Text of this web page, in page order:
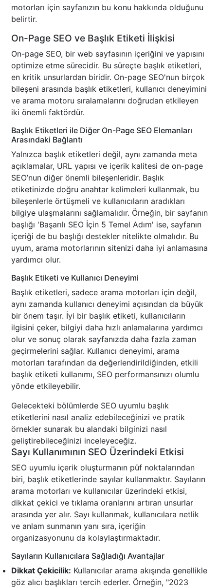
motorları için sayfanızın bu konu hakkında olduğunu
belirtir.
On-Page SEO ve Başlık Etiketi İlişkisi
On-page SEO, bir web sayfasının içeriğini ve yapısını
optimize etme sürecidir. Bu süreçte başlık etiketleri,
en kritik unsurlardan biridir. On-page SEO'nun birçok
bileşeni arasında başlık etiketleri, kullanıcı deneyimini
ve arama motoru sıralamalarını doğrudan etkileyen
iki önemli faktördür.
Başlık Etiketleri ile Diğer On-Page SEO Elemanları
Arasındaki Bağlantı
Yalnızca başlık etiketleri değil, aynı zamanda meta
açıklamalar, URL yapısı ve içerik kalitesi de on-page
SEO’nun diğer önemli bileşenleridir. Başlık
etiketinizde doğru anahtar kelimeleri kullanmak, bu
bileşenlerle örtüşmeli ve kullanıcıların aradıkları
bilgiye ulaşmalarını sağlamalıdır. Örneğin, bir sayfanın
başlığı 'Başarılı SEO İçin 5 Temel Adım' ise, sayfanın
içeriği de bu başlığı destekler nitelikte olmalıdır. Bu
uyum, arama motorlarının sitenizi daha iyi anlamasına
yardımcı olur.
Başlık Etiketi ve Kullanıcı Deneyimi
Başlık etiketleri, sadece arama motorları için değil,
aynı zamanda kullanıcı deneyimi açısından da büyük
bir önem taşır. İyi bir başlık etiketi, kullanıcıların
ilgisini çeker, bilgiyi daha hızlı anlamalarına yardımcı
olur ve sonuç olarak sayfanızda daha fazla zaman
geçirmelerini sağlar. Kullanıcı deneyimi, arama
motorları tarafından da değerlendirildiğinden, etkili
başlık etiketi kullanımı, SEO performansınızı olumlu
yönde etkileyebilir.
Gelecekteki bölümlerde SEO uyumlu başlık
etiketlerini nasıl analiz edebileceğinizi ve pratik
örnekler sunarak bu alandaki bilginizi nasıl
geliştirebileceğinizi inceleyeceğiz.
Sayı Kullanımının SEO Üzerindeki Etkisi
SEO uyumlu içerik oluşturmanın püf noktalarından
biri, başlık etiketlerinde sayılar kullanmaktır. Sayıların
arama motorları ve kullanıcılar üzerindeki etkisi,
dikkat çekici ve tıklama oranlarını artıran unsurlar
arasında yer alır. Sayı kullanmak, kullanıcılara netlik
ve anlam sunmanın yanı sıra, içeriğin
organizasyonunu da kolaylaştırmaktadır.
Sayıların Kullanıcılara Sağladığı Avantajlar
Dikkat Çekicilik: Kullanıcılar arama akışında genellikle
göz alıcı başlıkları tercih ederler. Örneğin, "2023